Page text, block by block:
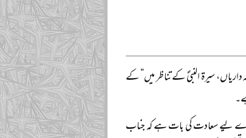
داریاں، سیرۃ النبیؐ کے تناظر میں“ کے
میرے لیے سعادت کی بات ہے کہ جناب